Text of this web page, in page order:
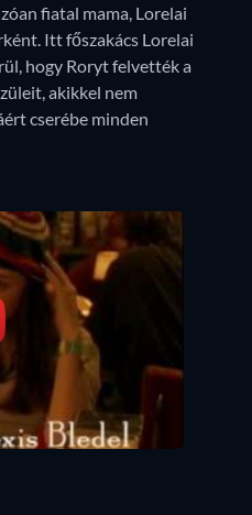
fiatal mama, Lorelai
Itt főszakács Lorelai
hogy Roryt felvették a
akikkel nem
cserébe minden